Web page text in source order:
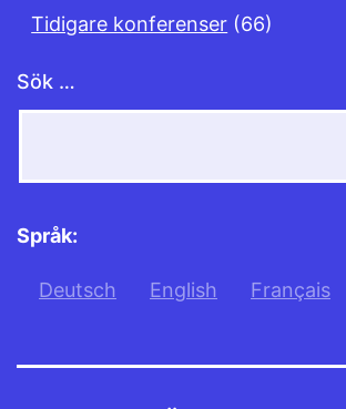
Tidigare konferenser (66)
Sök …
Språk:
Deutsch English Français